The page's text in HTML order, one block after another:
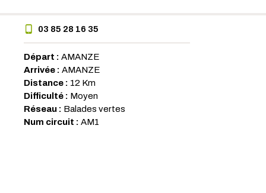
03 85 28 16 35
Départ : AMANZE
Arrivée : AMANZE
Distance : 12 Km
Difficulté : Moyen
Réseau : Balades vertes
Num circuit : AM1